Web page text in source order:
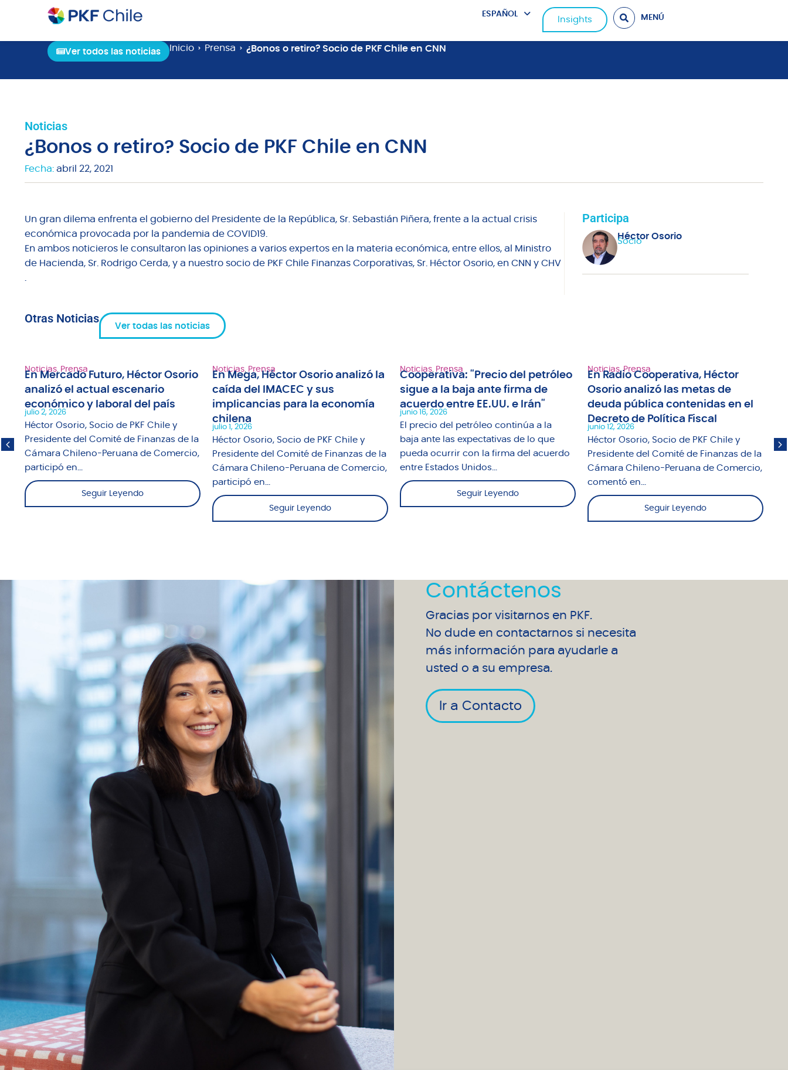
ESPAÑOL
ENGLISH Insights MENÚ
Ver todos las noticias Inicio Prensa ¿Bonos o retiro? Socio de PKF Chile en CNN
Noticias
¿Bonos o retiro? Socio de PKF Chile en CNN
Fecha: abril 22, 2021
Un gran dilema enfrenta el gobierno del Presidente de la República, Sr. Sebastián Piñera, frente a la actual crisis
económica provocada por la pandemia de COVID19.
En ambos noticieros le consultaron las opiniones a varios expertos en la materia económica, entre ellos, al Ministro
de Hacienda, Sr. Rodrigo Cerda, y a nuestro socio de PKF Chile Finanzas Corporativas, Sr. Héctor Osorio, en CNN y CHV
.
Participa
Héctor Osorio
Socio
Otras Noticias
Ver todas las noticias
Noticias Prensa
En Mercado Futuro, Héctor Osorio
analizó el actual escenario
económico y laboral del país
julio 2, 2026
Héctor Osorio, Socio de PKF Chile y
Presidente del Comité de Finanzas de la
Cámara Chileno-Peruana de Comercio,
participó en...
Seguir Leyendo
Noticias Prensa
En Mega, Héctor Osorio analizó la
caída del IMACEC y sus
implicancias para la economía
chilena
julio 1, 2026
Héctor Osorio, Socio de PKF Chile y
Presidente del Comité de Finanzas de la
Cámara Chileno-Peruana de Comercio,
participó en...
Seguir Leyendo
Noticias Prensa
Cooperativa: "Precio del petróleo
sigue a la baja ante firma de
acuerdo entre EE.UU. e Irán"
junio 16, 2026
El precio del petróleo continúa a la
baja ante las expectativas de lo que
pueda ocurrir con la firma del acuerdo
entre Estados Unidos...
Seguir Leyendo
Noticias,Prensa
En Radio Cooperativa, Héctor
Osorio analizó las metas de
deuda pública contenidas en el
Decreto de Política Fiscal
junio 12, 2026
Héctor Osorio, Socio de PKF Chile y
Presidente del Comité de Finanzas de la
Cámara Chileno-Peruana de Comercio,
comentó en...
Seguir Leyendo
El
Contáctenos
Gracias por visitarnos en PKF.
No dude en contactarnos si necesita
más información para ayudarle a
usted o a su empresa.
Ir a Contacto